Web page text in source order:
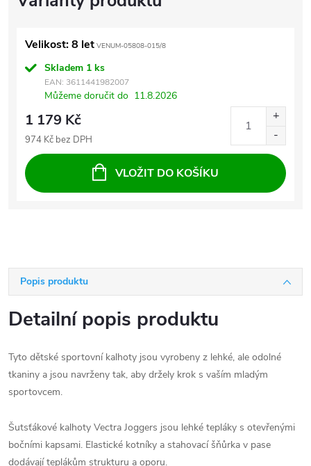
Velikost: 8 let VENUM-05808-015/8
Skladem 1 ks
EAN: 3611441982007
Můžeme doručit do 11.8.2026
1 179 Kč
974 Kč bez DPH
VLOŽIT DO KOŠÍKU
Popis produktu
Detailní popis produktu
Tyto dětské sportovní kalhoty jsou vyrobeny z lehké, ale odolné
tkaniny a jsou navrženy tak, aby držely krok s vaším mladým
sportovcem.
Šutsťákové kalhoty Vectra Joggers jsou lehké tepláky s otevřenými
bočními kapsami. Elastické kotníky a stahovací šňůrka v pase
dodávají teplákům strukturu a oporu.